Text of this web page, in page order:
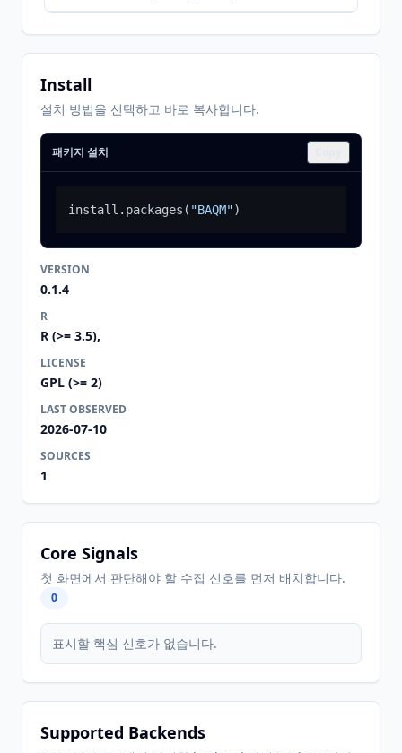
Install
설치 방법을 선택하고 바로 복사합니다.
패키지 설치
install.packages ( "BAQM")
VERSION
0.1.4
R
R (>= 3.5),
LICENSE
GPL (>= 2)
LAST OBSERVED
2026-07-10
SOURCES
1
Core Signals
첫 화면에서 판단해야 할 수집 신호를 먼저 배치합니다.
0
표시할 핵심 신호가 없습니다.
Supported Backends